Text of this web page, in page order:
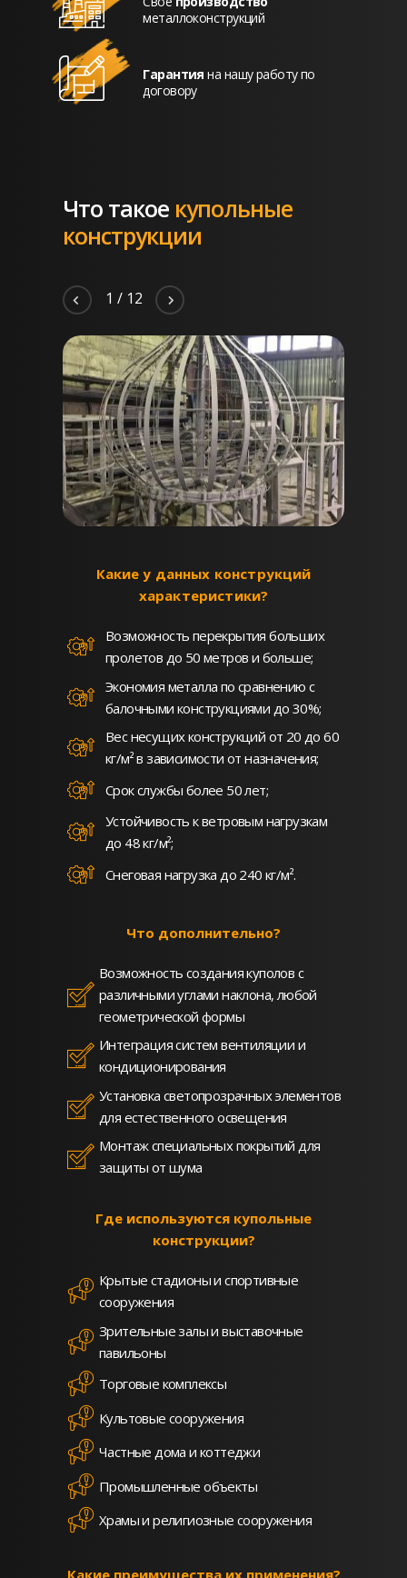
металлоконструкций
Гарантия на нашу работу по
договору
Что такое купольные
конструкции
2 / 12
Какие у данных конструкций
характеристики?
Возможность перекрытия больших
пролетов до 50 метров и больше;
Экономия металла по сравнению с
балочными конструкциями до 30%;
Вес несущих конструкций от 20 до 60
кг/м² в зависимости от назначения;
Срок службы более 50 лет;
Устойчивость к ветровым нагрузкам
до 48 кг/м²;
Снеговая нагрузка до 240 кг/м².
Что дополнительно?
Возможность создания куполов с
различными углами наклона, любой
геометрической формы
Интеграция систем вентиляции и
кондиционирования
Установка светопрозрачных элементов
для естественного освещения
Монтаж специальных покрытий для
защиты от шума
Где используются купольные
конструкции?
Крытые стадионы и спортивные
сооружения
Зрительные залы и выставочные
павильоны
Торговые комплексы
Культовые сооружения
Частные дома и коттеджи
Промышленные объекты
Храмы и религиозные сооружения
Какие преимущества их применения?